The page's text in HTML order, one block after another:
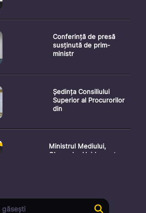
Conferință de presă
susținută de prim-
ministr
Ședința Consiliului
Superior al Procurorilor
din
Ministrul Mediului,
Gheorghe Hajder, este
Consultări publice privind
proiectul de lege pent